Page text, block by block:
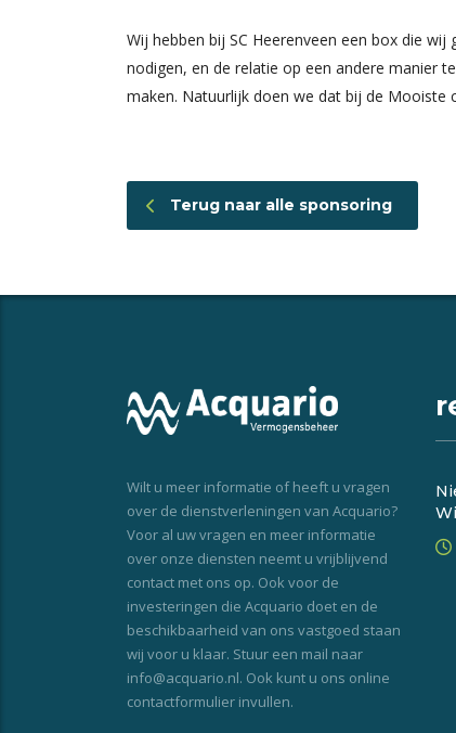
Wij hebben bij SC Heerenveen een box die
nodigen, en de relatie op een andere manier
maken. Natuurlijk doen we dat bij de Mooiste
Terug naar alle sponsoring
Wilt u meer informatie of heeft u vragen
over de dienstverleningen van Acquario?
Voor al uw vragen en meer informatie
over onze diensten neemt u vrijblijvend
contact met ons op. Ook voor de
investeringen die Acquario doet en de
beschikbaarheid van ons vastgoed staan
wij voor u klaar. Stuur een mail naar
info@acquario.nl. Ook kunt u ons online
contactformulier invullen.